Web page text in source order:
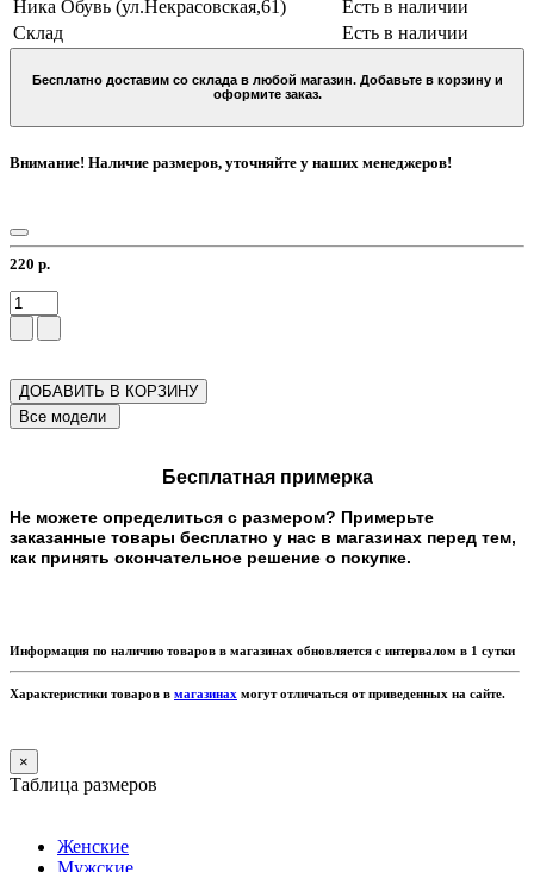
Ника Обувь (ул.Некрасовская,61)
Есть в наличии
Склад
Есть в наличии
Бесплатно доставим со склада в любой магазин. Добавьте в корзину и
оформите заказ.
Внимание! Наличие размеров, уточняйте у наших менеджеров!
220 р.
ДОБАВИТЬ В КОРЗИНУ
Бесплатная примерка
Не можете определиться с размером? Примерьте
заказанные товары бесплатно у нас в магазинах перед тем,
как принять окончательное решение о покупке.
Информация по наличию товаров в магазинах обновляется с интервалом в 1 сутки
Характеристики товаров в магазинах могут отличаться от приведенных на сайте.
×
Таблица размеров
Женские
Мужские